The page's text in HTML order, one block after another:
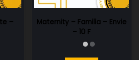
–
Maternity – Familia – Envie
– 10 F